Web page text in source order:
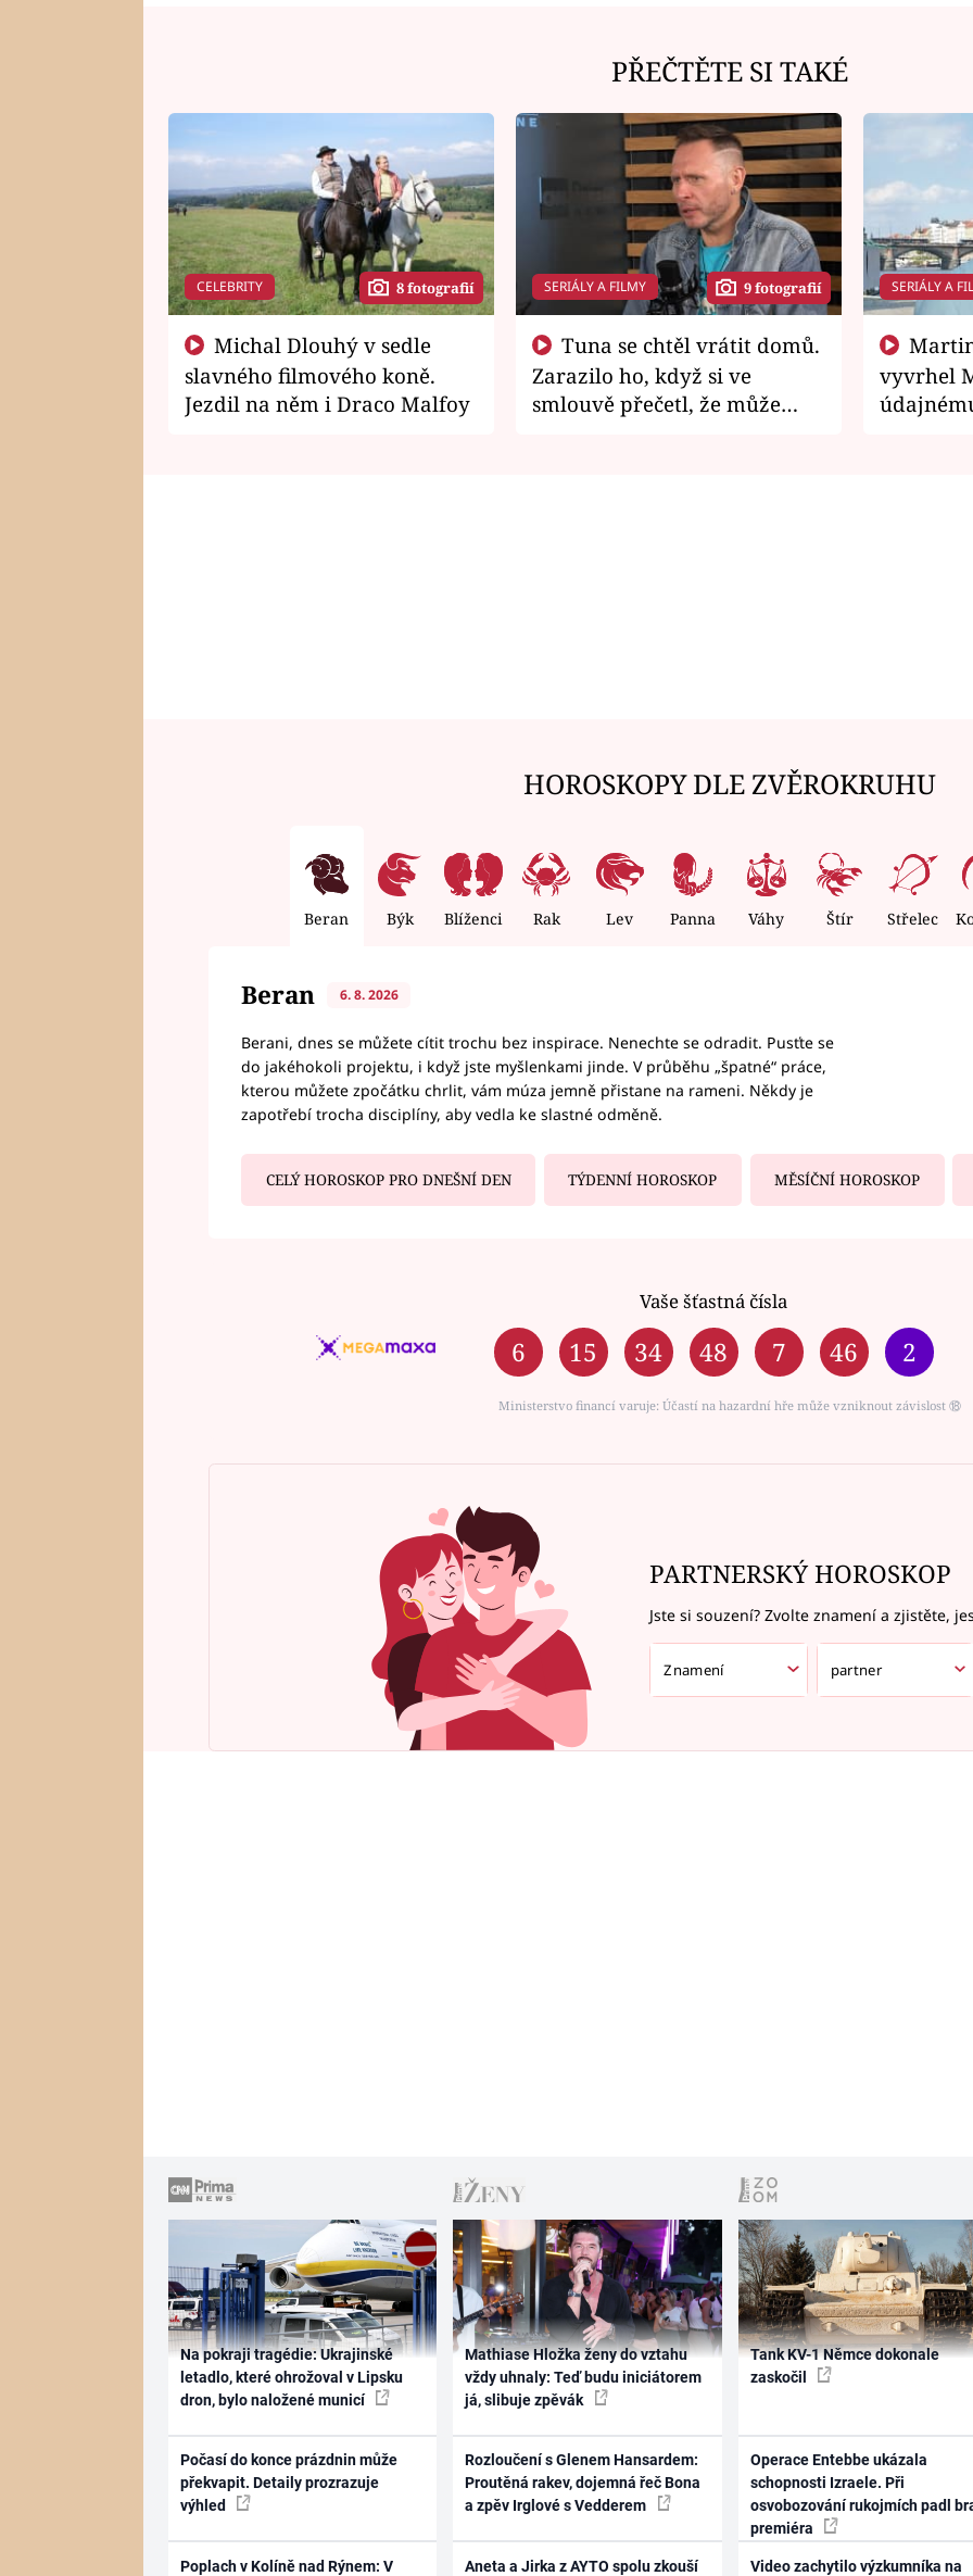
PŘEČTĚTE SI TAKÉ
CELEBRITY 8 fotografií
slavného filmového koně.
Jezdil na něm i Draco Malfoy
SERIÁLY A FILMY 9 fotografií
Zarazilo ho, když si ve
smlouvě přečetl, že může
SERIÁLY A
vyvrhel
HOROSKOPY DLE ZVĚROKRUHU
Beran Býk Blíženci Rak Lev Panna Váhy Štír Střelec
Beran 6. 8. 2026
Berani, dnes se můžete cítit trochu bez inspirace. Nenechte se odradit. Pusťte se
do jakéhokoli projektu, i když jste myšlenkami jinde. V průběhu „špatné“ práce,
kterou můžete zpočátku chrlit, vám múza jemně přistane na rameni. Někdy je
zapotřebí trocha disciplíny, aby vedla ke slastné odměně.
CELÝ HOROSKOP PRO DNEŠNÍ DEN TÝDENNÍ HOROSKOP MĚSÍČNÍ HOROSKOP
Vaše šťastná čísla
6 15 34 48 7 46 2
Ministerstvo financí varuje: Účastí na hazardní hře může vzniknout závislost ⑱
PARTNERSKÝ HOROSKOP
Jste si souzení? Zvolte znamení a zjistěte,
Na pokraji tragédie: Ukrajinské
letadlo, které ohrožoval v Lipsku
dron, bylo naložené municí
Počasí do konce prázdnin může
překvapit. Detaily prozrazuje
výhled
Poplach v Kolíně nad Rýnem: V
Mathiase Hložka ženy do vztahu
vždy uhnaly: Teď budu iniciátorem
já, slibuje zpěvák
Rozloučení s Glenem Hansardem:
Proutěná rakev, dojemná řeč Bona
a zpěv Irglové s Vedderem
Aneta a Jirka z AYTO spolu zkouší
Tank KV-1 Němce dokonale
zaskočil
Operace Entebbe ukázala
schopnosti Izraele. Při
osvobozování rukojmích padl
premiéra
Video zachytilo výzkumníka na